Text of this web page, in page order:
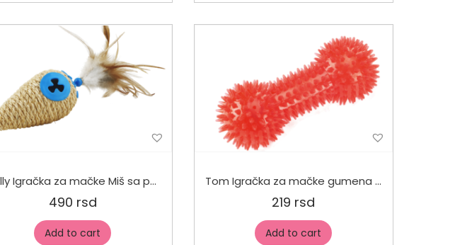
Molly Igračka za mačke Miš sa perjem 7cm
490 rsd
Add to cart
Tom Igračka za mačke gumena Glodalica 5cm
219 rsd
Add to cart